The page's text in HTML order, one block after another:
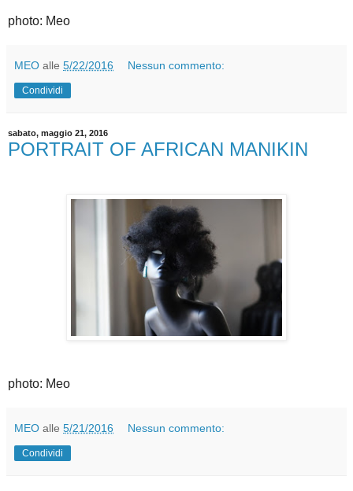
photo: Meo
MEO alle 5/22/2016 Nessun commento:
Condividi
sabato, maggio 21, 2016
PORTRAIT OF AFRICAN MANIKIN
photo: Meo
MEO alle 5/21/2016 Nessun commento:
Condividi